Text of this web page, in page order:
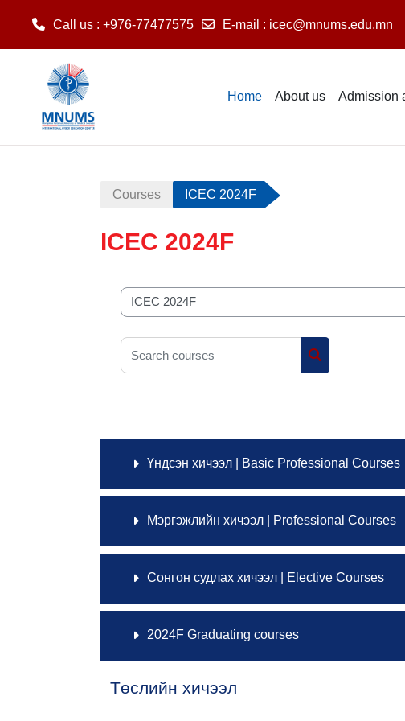
Call us : +976-77477575 E-mail : icec@mnums.edu.mn
Home About us Admission
Courses ICEC 2024F
ICEC 2024F
Course categories
Search courses
Үндсэн хичээл | Basic Professional Courses
Мэргэжлийн хичээл | Professional Courses
Сонгон судлах хичээл | Elective Courses
2024F Graduating courses
Төслийн хичээл